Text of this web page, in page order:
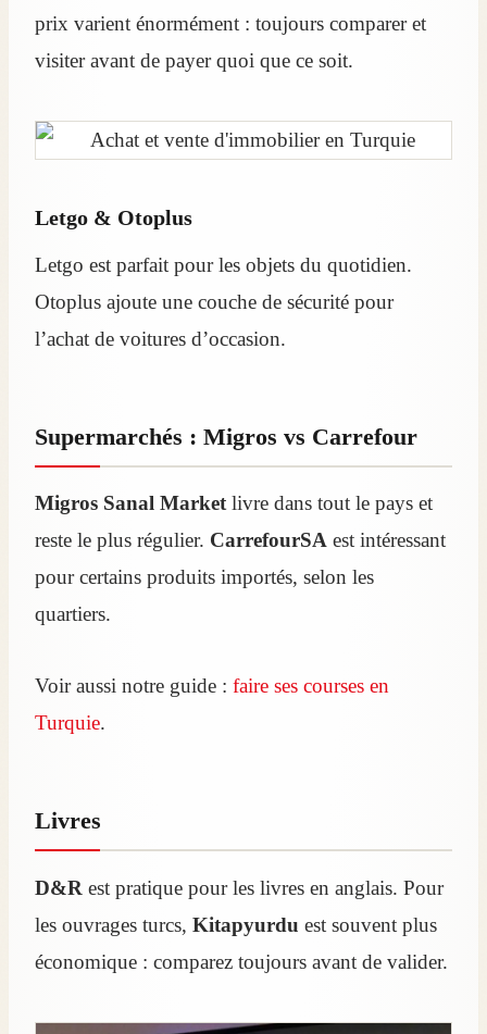
prix varient énormément : toujours comparer et
visiter avant de payer quoi que ce soit.
Letgo & Otoplus
Letgo est parfait pour les objets du quotidien.
Otoplus ajoute une couche de sécurité pour
l’achat de voitures d’occasion.
Supermarchés : Migros vs Carrefour
Migros Sanal Marketlivre dans tout le pays et
reste le plus régulier. CarrefourSA est intéressant
pour certains produits importés, selon les
quartiers.
Voir aussi notre guide : faire ses courses en
Turquie.
Livres
D&R est pratique pour les livres en anglais. Pour
les ouvrages turcs, Kitapyurdu est souvent plus
économique : comparez toujours avant de valider.